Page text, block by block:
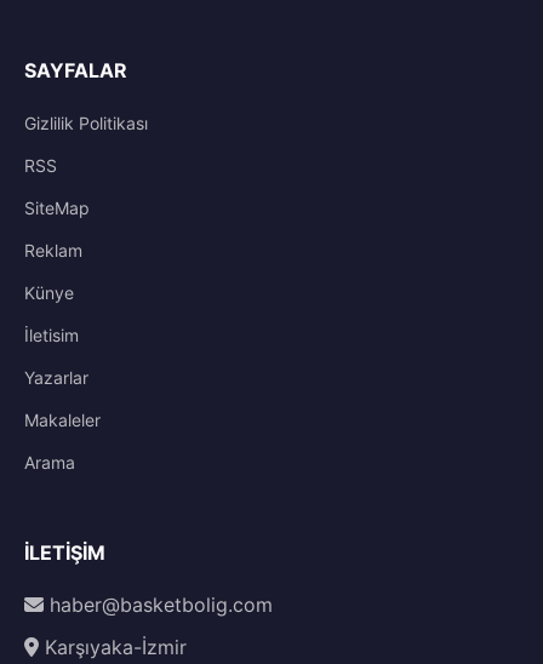
SAYFALAR
Gizlilik Politikası
RSS
SiteMap
Reklam
Künye
İletisim
Yazarlar
Makaleler
Arama
İLETIŞIM
haber@basketbolig.com
Karşıyaka-İzmir